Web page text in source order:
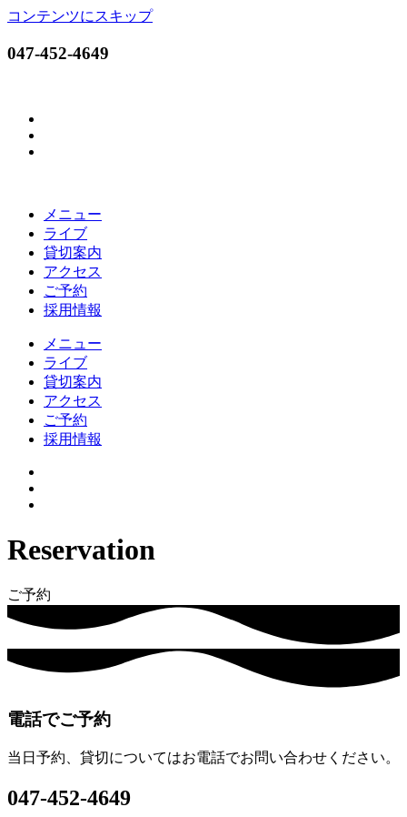
コンテンツにスキップ
047-452-4649
メニュー
ライブ
貸切案内
アクセス
ご予約
採用情報
メニュー
ライブ
貸切案内
アクセス
ご予約
採用情報
Reservation
ご予約
電話でご予約
当日予約、貸切についてはお電話でお問い合わせください。
047-452-4649